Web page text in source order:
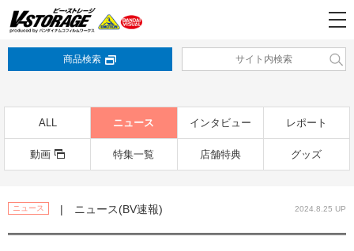
商品検索
ALL ニュース インタビュー レポート
動画 特集一覧 店舗特典 グッズ
ニュース | ニュース(BV速報) 2024.8.25 UP